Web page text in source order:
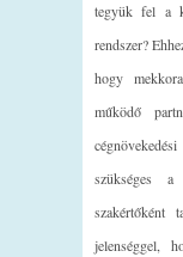
tegyük fel a
rendszer?
hogy
működő
szükséges a
szakértőként
jelenséggel,